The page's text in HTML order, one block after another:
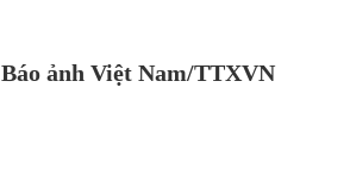
Báo ảnh Việt Nam/TTXVN